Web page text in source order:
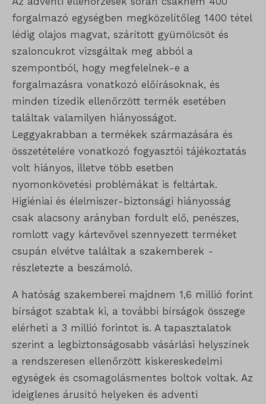
forgalmazó egységben megközelítőleg 1400 tétel
lédig olajos magvat, szárított gyümölcsöt és
szaloncukrot vizsgáltak meg abból a
szempontból, hogy megfelelnek-e a
forgalmazásra vonatkozó előírásoknak, és
minden tizedik ellenőrzött termék esetében
találtak valamilyen hiányosságot.
Leggyakrabban a termékek származására és
összetételére vonatkozó fogyasztói tájékoztatás
volt hiányos, illetve több esetben
nyomonkövetési problémákat is feltártak.
Higiéniai és élelmiszer-biztonsági hiányosság
csak alacsony arányban fordult elő, penészes,
romlott vagy kártevővel szennyezett terméket
csupán elvétve találtak a szakemberek -
részletezte a beszámoló.
A hatóság szakemberei majdnem 1,6 millió forint
bírságot szabtak ki, a további bírságok összege
elérheti a 3 millió forintot is. A tapasztalatok
szerint a legbiztonságosabb vásárlási helyszínek
a rendszeresen ellenőrzött kiskereskedelmi
egységek és csomagolásmentes boltok voltak. Az
ideiglenes árusító helyeken és adventi